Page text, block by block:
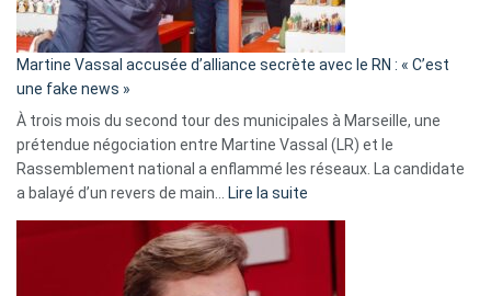
Algérie
Martine Vassal accusée d’alliance secrète avec le RN : « C’est
une fake news »
À trois mois du second tour des municipales à Marseille, une
prétendue négociation entre Martine Vassal (LR) et le
Rassemblement national a enflammé les réseaux. La candidate
a balayé d’un revers de main…
Lire la suite
d’alliance